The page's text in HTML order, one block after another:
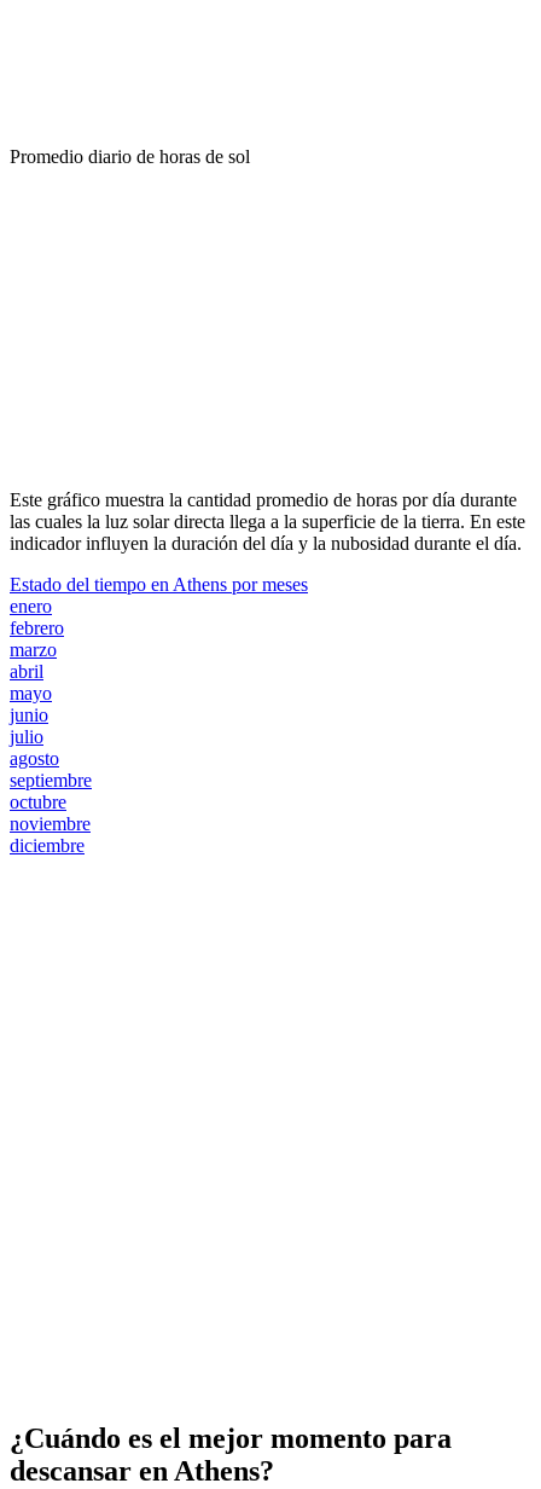
Promedio diario de horas de sol
Este gráfico muestra la cantidad promedio de horas por día durante
las cuales la luz solar directa llega a la superficie de la tierra. En este
indicador influyen la duración del día y la nubosidad durante el día.
Estado del tiempo en Athens por meses
enero
febrero
marzo
abril
mayo
junio
julio
agosto
septiembre
octubre
noviembre
diciembre
¿Cuándo es el mejor momento para
descansar en Athens?